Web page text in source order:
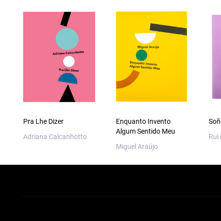
Pra Lhe Dizer
Adriana Calcanhotto
Enquanto Invento
Algum Sentido Meu
Miguel Araújo
Rui